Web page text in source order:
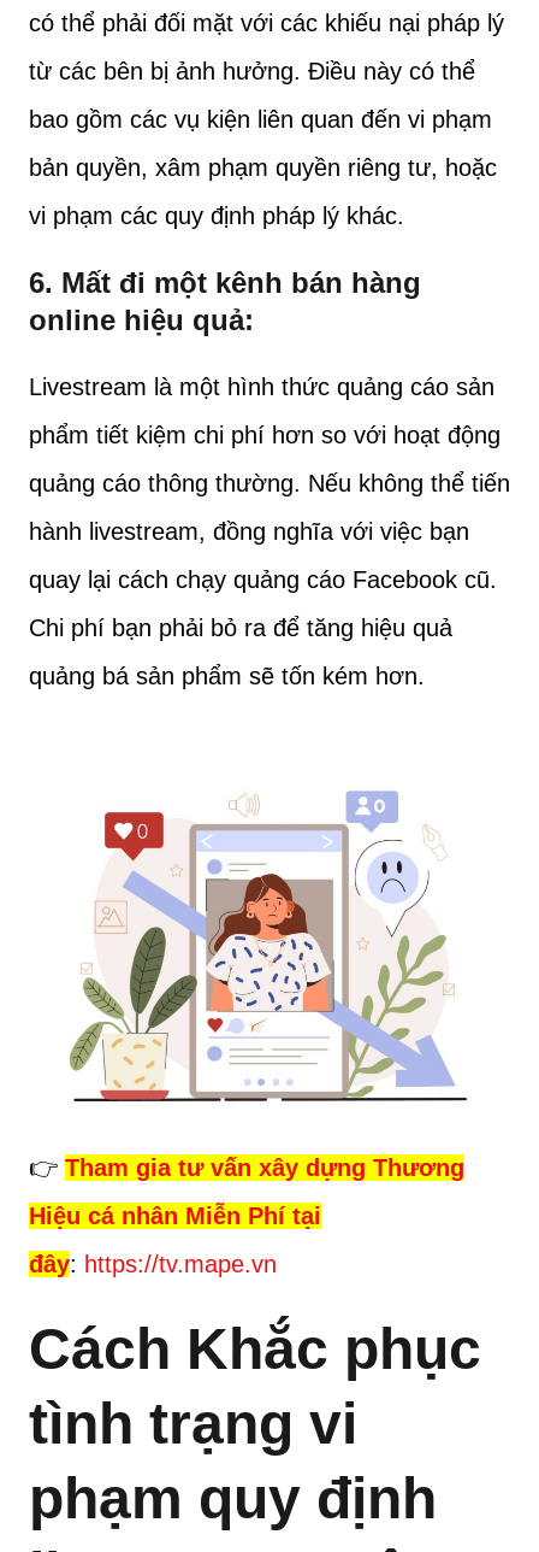
có thể phải đối mặt với các khiếu nại pháp lý
từ các bên bị ảnh hưởng. Điều này có thể
bao gồm các vụ kiện liên quan đến vi phạm
bản quyền, xâm phạm quyền riêng tư, hoặc
vi phạm các quy định pháp lý khác.
6. Mất đi một kênh bán hàng
online hiệu quả:
Livestream là một hình thức quảng cáo sản
phẩm tiết kiệm chi phí hơn so với hoạt động
quảng cáo thông thường. Nếu không thể tiến
hành livestream, đồng nghĩa với việc bạn
quay lại cách chạy quảng cáo Facebook cũ.
Chi phí bạn phải bỏ ra để tăng hiệu quả
quảng bá sản phẩm sẽ tốn kém hơn.
👉 Tham gia tư vấn xây dựng Thương
Hiệu cá nhân Miễn Phí tại
đây: https://tv.mape.vn
Cách Khắc phục
tình trạng vi
phạm quy định